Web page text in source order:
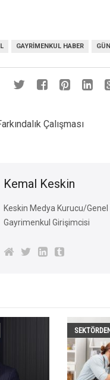
GAYRIMENKUL HABER
Çalışması
Kemal Keskin
Keskin Medya Kurucu/
Gayrimenkul Girişimcisi